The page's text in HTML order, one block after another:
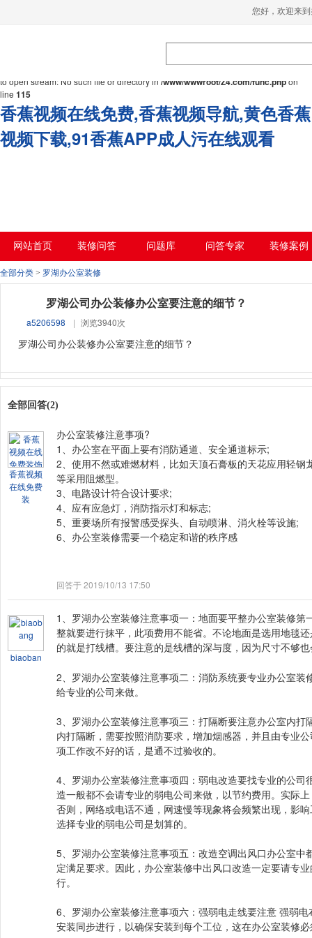
/www/wwwroot/Z4.com/func.phpon
file_put_contents(./cachefile_yuan/bjbkws.com/cache/fb/c9006/e2892.html): failed
to open stream: No such file or directory in /www/wwwroot/Z4.com/func.phpon
line 115
香蕉视频在线免费,香蕉视频导航,黄色香蕉
视频下载,91香蕉APP成人污在线观看
您好，欢迎来
网站首页 装修问答 问题库 问答专家 装修案例
全部分类 > 罗湖办公室装修
罗湖公司办公装修办公室要注意的细节？
a5206598
| 浏览3940次
罗湖公司办公装修办公室要注意的细节？
全部回答(2)
香蕉视频
在线免费
装
办公室装修注意事项?
1、办公室在平面上要有消防通道、安全通道标示;
2、使用不然或难燃材料，比如天顶石膏板的天花应用轻
等采用阻燃型。
3、电路设计符合设计要求;
4、应有应急灯，消防指示灯和标志;
5、重要场所有报警感受探头、自动喷淋、消火栓等设施;
6、办公室装修需要一个稳定和谐的秩序感
回答于 2019/10/13 17:50
biaoban
1、罗湖办公室装修注意事项一：地面要平整办公室装修第
整就要进行抹平，此项费用不能省。不论地面是选用地毯
的就是打线槽。要注意的是线槽的深与度，因为尺寸不够
2、罗湖办公室装修注意事项二：消防系统要专业办公室
给专业的公司来做。
3、罗湖办公室装修注意事项三：打隔断要注意办公室内
内打隔断，需要按照消防要求，增加烟感器，并且由专业
项工作改不好的话，是通不过验收的。
4、罗湖办公室装修注意事项四：弱电改造要找专业的公
造一般都不会请专业的弱电公司来做，以节约费用。实际
否则，网络或电话不通，网速慢等现象将会频繁出现，影
选择专业的弱电公司是划算的。
5、罗湖办公室装修注意事项五：改造空调出风口办公室
定满足要求。因此，办公室装修中出风口改造一定要请专
行。
6、罗湖办公室装修注意事项六：强弱电走线要注意 强弱
安装同步进行，以确保安装到每个工位，这在办公室装修